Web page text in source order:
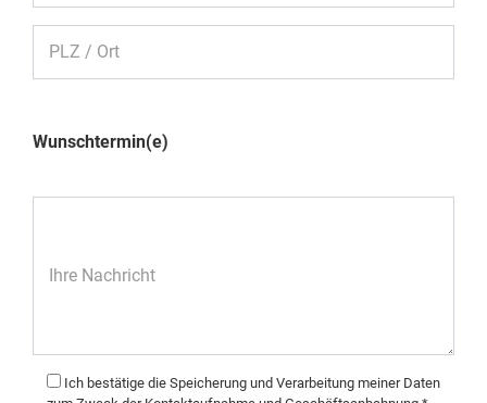
PLZ / Ort
Wunschtermin(e)
Ihre Nachricht
Ich bestätige die Speicherung und Verarbeitung meiner Daten